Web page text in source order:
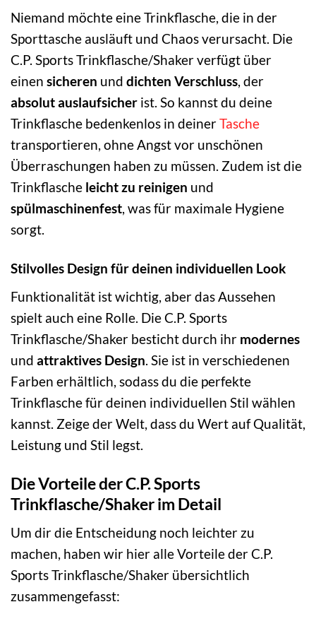
Niemand möchte eine Trinkflasche, die in der
Sporttasche ausläuft und Chaos verursacht. Die
C.P. Sports Trinkflasche/Shaker verfügt über
einen sicheren und dichten Verschluss, der
absolut auslaufsicher ist. So kannst du deine
Trinkflasche bedenkenlos in deinerTasche
transportieren, ohne Angst vor unschönen
Überraschungen haben zu müssen. Zudem ist die
Trinkflasche leicht zu reinigen und
spülmaschinenfest, was für maximale Hygiene
sorgt.
Stilvolles Design für deinen individuellen Look
Funktionalität ist wichtig, aber das Aussehen
spielt auch eine Rolle. Die C.P. Sports
Trinkflasche/Shaker besticht durch ihr modernes
und attraktives Design. Sie ist in verschiedenen
Farben erhältlich, sodass du die perfekte
Trinkflasche für deinen individuellen Stil wählen
kannst. Zeige der Welt, dass du Wert auf Qualität,
Leistung und Stil legst.
Die Vorteile der C.P. Sports
Trinkflasche/Shaker im Detail
Um dir die Entscheidung noch leichter zu
machen, haben wir hier alle Vorteile der C.P.
Sports Trinkflasche/Shaker übersichtlich
zusammengefasst: